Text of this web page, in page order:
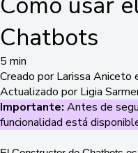
Chatbots
5 min
Creado por Larissa
Actualizado por Ligia
Importante: Antes de
funcionalidad está